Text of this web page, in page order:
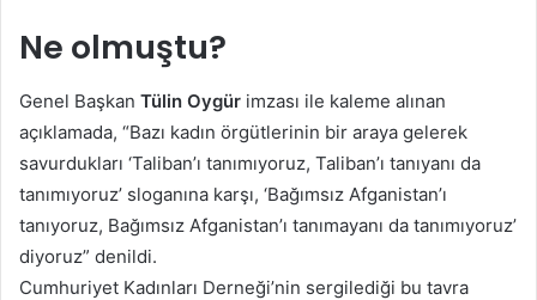
Ne olmuştu?
Genel Başkan Tülin Oygür imzası ile kaleme alınan
açıklamada, “Bazı kadın örgütlerinin bir araya gelerek
savurdukları ‘Taliban’ı tanımıyoruz, Taliban’ı tanıyanı da
tanımıyoruz’ sloganına karşı, ‘Bağımsız Afganistan’ı
tanıyoruz, Bağımsız Afganistan’ı tanımayanı da tanımıyoruz’
diyoruz” denildi.
Cumhuriyet Kadınları Derneği’nin sergilediği bu tavra